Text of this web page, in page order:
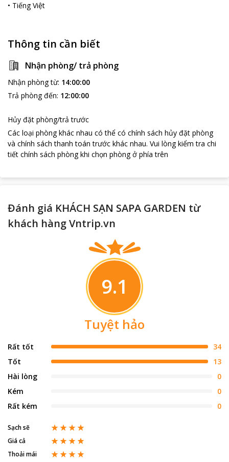
Thác Bạc là một thắng cảnh nổi tiếng của vùng đất Sa Pa. Ngọn
thác này đổ từ độ cao hơn 100 m từ đỉnh núi xuống. Đứng dưới
mù dày đặc, trắng xóa. Từ khách sạn Sapa Garden, du khách đi
• Tiếng Việt
Thông tin cần biết
Nhận phòng/ trả phòng
Nhận phòng từ: 14:00:00
Trả phòng đến: 12:00:00
Hủy đặt phòng/trả trước
Các loại phòng khác nhau có thể có chính sách hủy đặt phòng
và chính sách thanh toán trước khác nhau. Vui lòng kiểm tra chi
tiết chính sách phòng khi chọn phòng ở phía trên
Đánh giá KHÁCH SẠN SAPA GARDEN từ
khách hàng Vntrip.vn
9.1
Tuyệt hảo
Rất tốt
34
Tốt
13
Hài lòng
0
Kém
0
Rất kém
0
Sạch sẽ
Giá cả
Thoải mái